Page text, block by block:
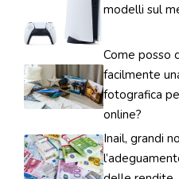
modelli sul
Come posso
facilmente
fotografica
online?
Inail, grandi